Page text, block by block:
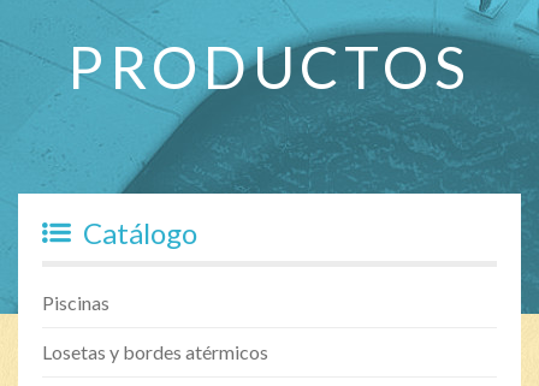
PRODUCTOS
Catálogo
Piscinas
Losetas y bordes atérmicos